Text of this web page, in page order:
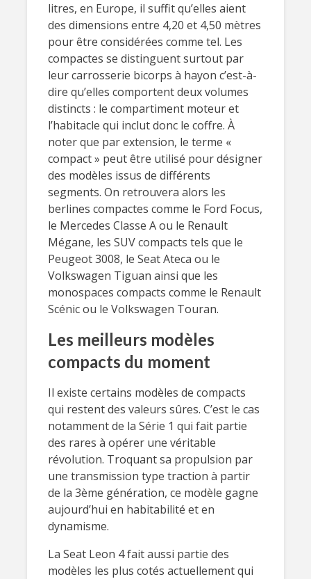
litres, en Europe, il suffit qu’elles aient
des dimensions entre 4,20 et 4,50 mètres
pour être considérées comme tel. Les
compactes se distinguent surtout par
leur carrosserie bicorps à hayon c’est-à-
dire qu’elles comportent deux volumes
distincts : le compartiment moteur et
l’habitacle qui inclut donc le coffre. À
noter que par extension, le terme «
compact » peut être utilisé pour désigner
des modèles issus de différents
segments. On retrouvera alors les
berlines compactes comme le Ford Focus,
le Mercedes Classe A ou le Renault
Mégane, les SUV compacts tels que le
Peugeot 3008, le Seat Ateca ou le
Volkswagen Tiguan ainsi que les
monospaces compacts comme le Renault
Scénic ou le Volkswagen Touran.
Les meilleurs modèles
compacts du moment
Il existe certains modèles de compacts
qui restent des valeurs sûres. C’est le cas
notamment de la Série 1 qui fait partie
des rares à opérer une véritable
révolution. Troquant sa propulsion par
une transmission type traction à partir
de la 3ème génération, ce modèle gagne
aujourd’hui en habitabilité et en
dynamisme.
La Seat Leon 4 fait aussi partie des
modèles les plus cotés actuellement qui